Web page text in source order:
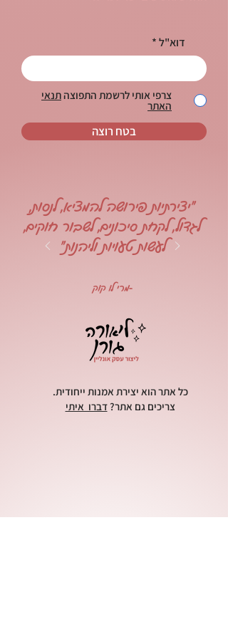
דוא"ל
צרפי אותי לרשמת התפוצהתנאי
האתר
בטח רוצה
כל אתר הוא יצירת אמנות ייחודית.
צריכים גם אתר?דברו איתי
"יצירתיות פירושה להמציא, לנסות,
לגדול, לקחת סיכונים, לשבור חוקים,
לעשות טעויות וליהנות"
-מרי לו קוק